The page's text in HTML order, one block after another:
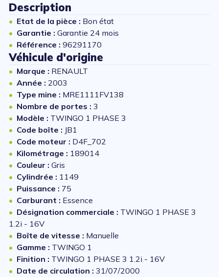
Description
Etat de la pièce : Bon état
Garantie : Garantie 24 mois
Référence : 96291170
Véhicule d'origine
Marque : RENAULT
Année : 2003
Type mine : MRE1111FV138
Nombre de portes : 3
Modèle : TWINGO 1 PHASE 3
Code boîte : JB1
Code moteur : D4F_702
Kilométrage : 189014
Couleur : Gris
Cylindrée : 1149
Puissance : 75
Carburant : Essence
Désignation commerciale : TWINGO 1 PHASE 3
1.2i - 16V
Boîte de vitesse : Manuelle
Gamme : TWINGO 1
Finition : TWINGO 1 PHASE 3 1.2i - 16V
Date de circulation : 31/07/2000